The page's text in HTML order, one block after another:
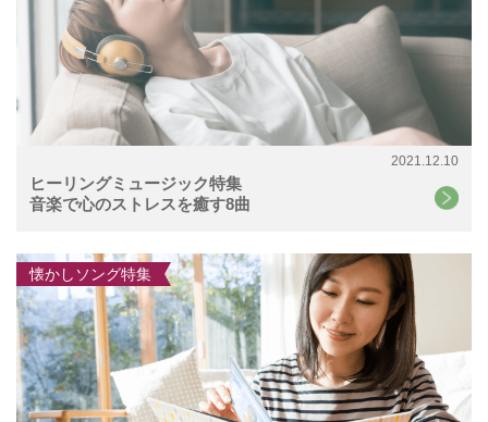
2021.12.10
ヒーリングミュージック特集
音楽で心のストレスを癒す8曲
懐かしソング特集